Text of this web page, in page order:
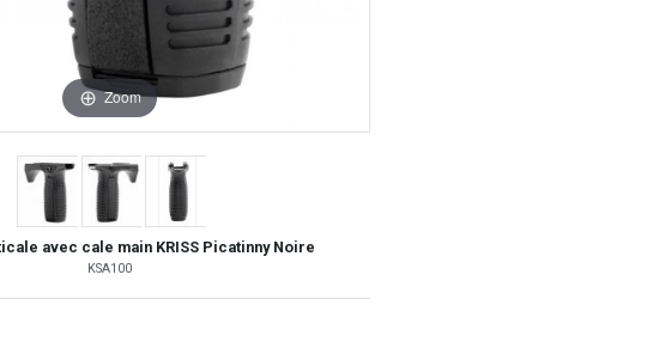
Zoom
avec cale main KRISS Picatinny Noire
KSA100